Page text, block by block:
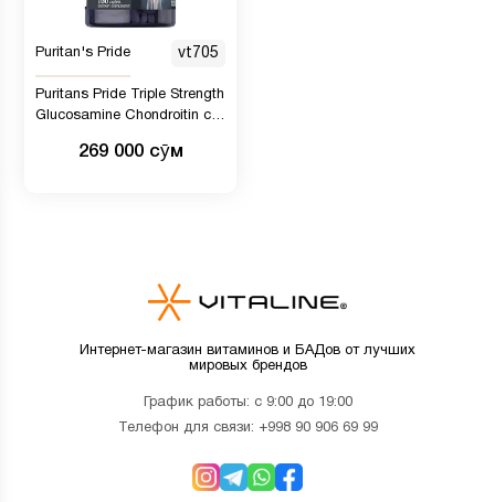
Puritan's Pride vt705
Puritans Pride Triple Strength
Glucosamine Chondroitin с
269 000 сӯм
Интернет-магазин витаминов и БАДов от лучших
мировых брендов
График работы: с 9:00 до 19:00
Телефон для связи: +998 90 906 69 99